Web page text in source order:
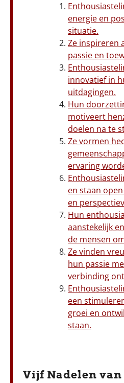
energie en
situatie.
Ze inspireren
passie en
innovatief in
uitdagingen.
Hun
motiveert
doelen na te
Ze vormen
ervaring
en staan
en
Hun
aanstekelijk
de mensen
Ze vinden
hun passie
verbinding
een
groei en
staan.
Vijf Nadelen van